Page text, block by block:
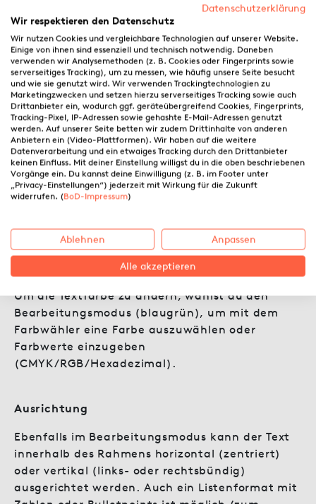
wirksam hervor und sollten zum Genre passen.
Es stehen in easyCOVER eine große Auswahl für
die Covergestaltung geeignete Schriften zur
Verfügung, die zu verschiedenen Genres passen.
Für Namen und Titel können Serifenschriften
und serifenlose Schriften kombiniert oder genre-
typische prägnante Displayschriften verwendet
werden. Klassisch kombinieren lassen sich
Alegreya/Lato oder Monserrat/Abel. Beispiele
genretypischer Schriften sind Cinzel (Fantasy),
Exo (Science Fiction), Emilys Candy und Chelsea
Market (Romance), Bangors (Krimi) oder
Um die Textfarbe zu ändern, wählst du den
Bearbeitungsmodus (blaugrün), um mit dem
Farbwähler eine Farbe auszuwählen oder
Farbwerte einzugeben
(CMYK/RGB/Hexadezimal).
Ausrichtung
Ebenfalls im Bearbeitungsmodus kann der Text
innerhalb des Rahmens horizontal (zentriert)
oder vertikal (links- oder rechtsbündig)
ausgerichtet werden. Auch ein Listenformat mit
Datenschutzerklärung
Wir respektieren den Datenschutz
Wir nutzen Cookies und vergleichbare Technologien auf unserer Website.
Einige von ihnen sind essenziell und technisch notwendig. Daneben
verwenden wir Analysemethoden (z. B. Cookies oder Fingerprints sowie
serverseitiges Tracking), um zu messen, wie häufig unsere Seite besucht
und wie sie genutzt wird. Wir verwenden Trackingtechnologien zu
Marketingzwecken und setzen hierzu serverseitiges Tracking sowie auch
Drittanbieter ein, wodurch ggf. geräteübergreifend Cookies, Fingerprints,
Tracking-Pixel, IP-Adressen sowie gehashte E-Mail-Adressen genutzt
werden. Auf unserer Seite betten wir zudem Drittinhalte von anderen
Anbietern ein (Video-Plattformen). Wir haben auf die weitere
Datenverarbeitung und ein etwaiges Tracking durch den Drittanbieter
keinen Einfluss. Mit deiner Einstellung willigst du in die oben beschriebenen
Vorgänge ein. Du kannst deine Einwilligung (z. B. im Footer unter
„Privacy-Einstellungen“) jederzeit mit Wirkung für die Zukunft
widerrufen. (BoD-Impressum)
Ablehnen Anpassen
Alle akzeptieren